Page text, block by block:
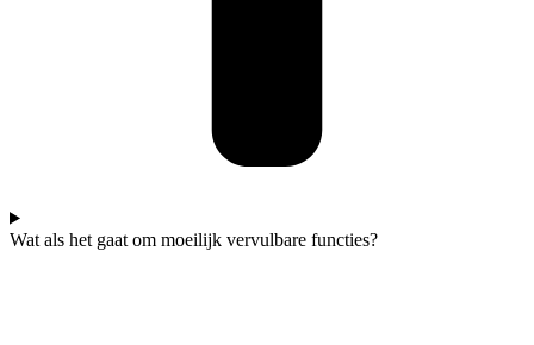
Wat als het gaat om moeilijk vervulbare functies?